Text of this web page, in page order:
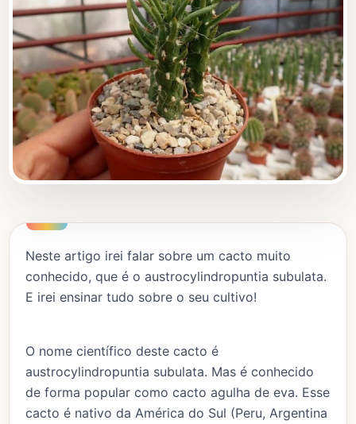
Neste artigo irei falar sobre um cacto muito
conhecido, que é o austrocylindropuntia subulata.
E irei ensinar tudo sobre o seu cultivo!
O nome científico deste cacto é
austrocylindropuntia subulata. Mas é conhecido
de forma popular como cacto agulha de eva. Esse
cacto é nativo da América do Sul (Peru, Argentina